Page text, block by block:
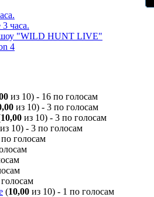
часа.
шоу "WILD HUNT LIVE"
4
из 10) - 16 по голосам
из 10) - 3 по голосам
10,00 из 10) - 3 по голосам
из 10) - 3 по голосам
голосам
(10,00 из 10) - 1 по голосам